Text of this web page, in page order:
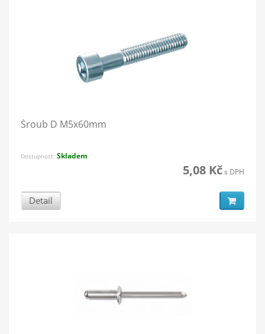
Šroub D M5x60mm
Dostupnost: Skladem
5,08 Kčs DPH
Detail